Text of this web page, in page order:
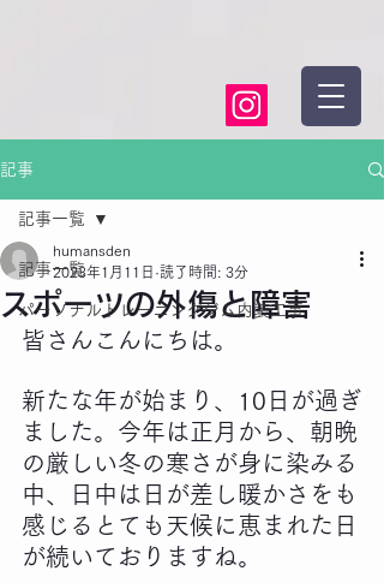
記事
記事一覧
パーソナルトレーニングジム内装工事
記事一覧
スポーツの外傷と障害
humansden
2023年1月11日 読了時間: 3分
皆さんこんにちは。
新たな年が始まり、10日が過ぎ
ました。今年は正月から、朝晩
の厳しい冬の寒さが身に染みる
中、日中は日が差し暖かさをも
感じるとても天候に恵まれた日
が続いておりますね。